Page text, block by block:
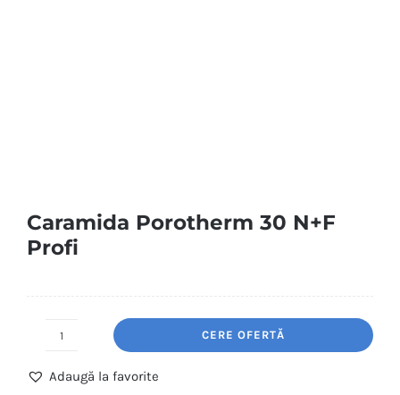
Caramida Porotherm 30 N+F
Profi
Caramida
CERE OFERTĂ
Adaugă la favorite